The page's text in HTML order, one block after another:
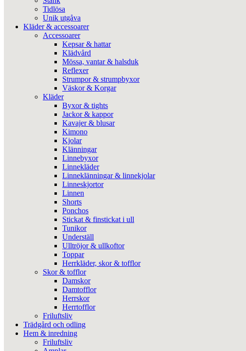
Tidlösa
Unik utgåva
Kläder & accessoarer
Accessoarer
Kepsar & hattar
Klädvård
Mössa, vantar & halsduk
Reflexer
Strumpor & strumpbyxor
Väskor & Korgar
Kläder
Byxor & tights
Jackor & kappor
Kavajer & blusar
Kimono
Kjolar
Klänningar
Linnebyxor
Linnekläder
Linneklänningar & linnekjolar
Linneskjortor
Linnen
Shorts
Ponchos
Stickat & finstickat i ull
Tunikor
Underställ
Ulltröjor & ullkoftor
Toppar
Herrkläder, skor & tofflor
Skor & tofflor
Damskor
Damtofflor
Herrskor
Herrtofflor
Friluftsliv
Trädgård och odling
Hem & inredning
Friluftsliv